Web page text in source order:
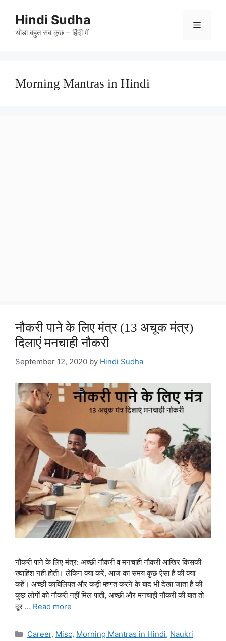
contentHindi Sudha
थोडा बहुत सब कुछ – हिंदी में
Menu
Morning Mantras in Hindi
नौकरी पाने के लिए मंत्र (13 अचूक मंत्र)
दिलाएं मनचाही नौकरी
September 12, 2020 by Hindi Sudha
नौकरी पाने के लिए मंत्र: अच्छी नौकरी व मनचाही नौकरी आखिर किसकी
ख्वाहिश नहीं होती। लेकिन क्या करें, आज का समय कुछ ऐसा है की क्या
कहें। अच्छी काबिलियत और कड़ी म्हणत करने के बाद भी देखा जाता है की
कुछ लोगों को नौकरी नहीं मिल पाती, अच्छी और मनचाही नौकरी की बात तो
दूर … Read more
Categories
Career, Misc, Morning Mantras in Hindi, Naukri